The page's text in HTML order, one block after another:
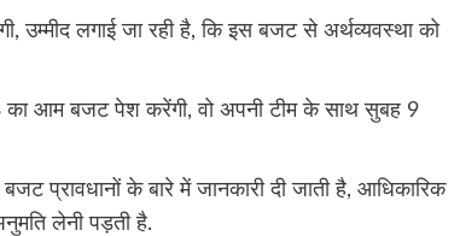
उम्मीद लगाई जा रही है, कि इस बजट से अर्थव्यवस्था को
का आम बजट पेश करेंगी, वो अपनी टीम के साथ सुबह 9
प्रावधानों के बारे में जानकारी दी जाती है, आधिकारिक
लेनी पड़ती है.